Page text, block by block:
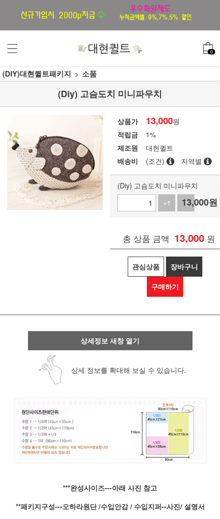
0
(DIY)대현퀼트패키지 소품
(Diy) 고슴도치 미니파우치
상품가 13,000원
적립금
1%
제조원
대현퀼트
배송비
(조건) 지역별
(Diy) 고슴도치 미니파우치
+1
-1
13,000원
총 상품 금액 13,000 원
관심상품 장바구니
구매하기
상세정보 새창 열기
상세 정보를 확대해 보실 수 있습니다.
***완성사이즈---아래 사진 참고
**패키지구성---오하라원단 /수입안감 / 수입지퍼--사진/ 설명서